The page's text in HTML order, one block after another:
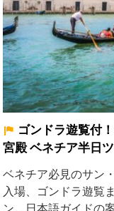
ゴンドラ遊覧付
宮殿 ベネチア半日
ベネチア必見のサン
入場、ゴンドラ遊覧